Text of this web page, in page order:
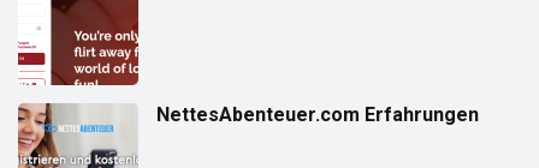
NettesAbenteuer.com Erfahrungen